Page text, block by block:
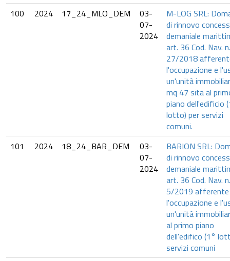
100
2024 17_24_MLO_DEM
03-
07-
2024
M-LOG SRL:
di rinnovo
demaniale
art. 36 Cod. Nav. n.
27/2018
l'occupazione e
un'unità
mq 47 sita al
piano dell'edificio
lotto) per servizi
comuni.
101
2024 18_24_BAR_DEM
03-
07-
2024
BARION SRL:
di rinnovo
demaniale
art. 36 Cod. Nav. n.
5/2019 afferente
l'occupazione e
un'unità
al primo piano
dell'edifico (1°
servizi comuni